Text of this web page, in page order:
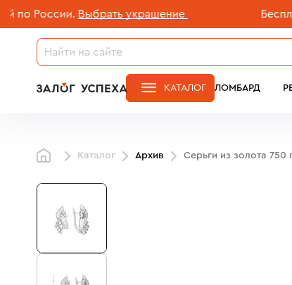
Выбрать украшение
ЛОМБАРД
КАТАЛОГ
Каталог Архив Серьги из золота